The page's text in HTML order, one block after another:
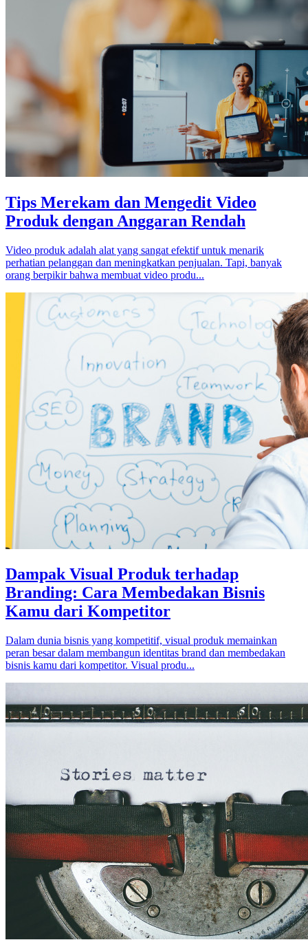
Tips Merekam dan Mengedit Video
Produk dengan Anggaran Rendah
Video produk adalah alat yang sangat efektif untuk menarik
perhatian pelanggan dan meningkatkan penjualan. Tapi, banyak
orang berpikir bahwa membuat video produ...
Dampak Visual Produk terhadap
Branding: Cara Membedakan Bisnis
Kamu dari Kompetitor
Dalam dunia bisnis yang kompetitif, visual produk memainkan
peran besar dalam membangun identitas brand dan membedakan
bisnis kamu dari kompetitor. Visual produ...